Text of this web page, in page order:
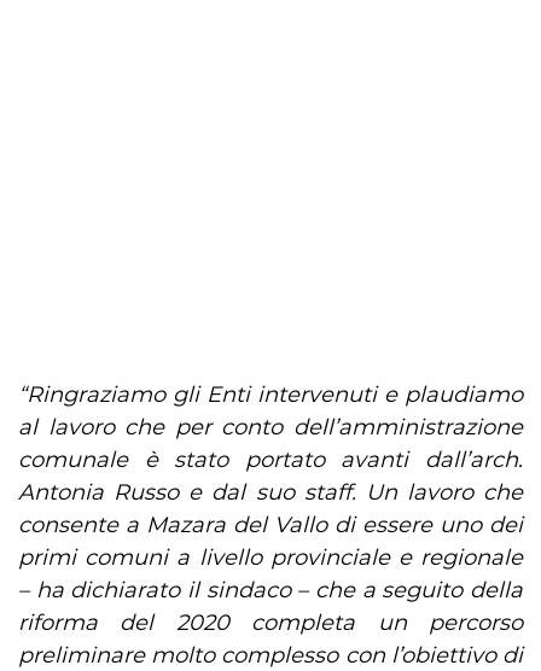
“Ringraziamo gli Enti intervenuti e plaudiamo
al lavoro che per conto dell’amministrazione
comunale è stato portato avanti dall’arch.
Antonia Russo e dal suo staff. Un lavoro che
consente a Mazara del Vallo di essere uno dei
primi comuni a livello provinciale e regionale
– ha dichiarato il sindaco – che a seguito della
riforma del 2020 completa un percorso
preliminare molto complesso con l’obiettivo di